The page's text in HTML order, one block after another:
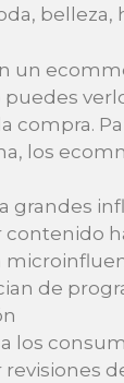
belleza,
un
puedes
compra.
los
grandes
contenido
de
los
revisiones